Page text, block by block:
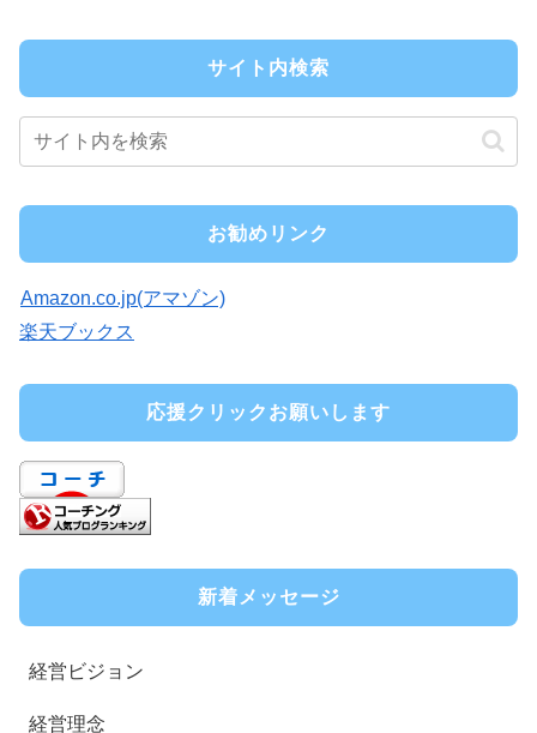
サイト内検索
お勧めリンク
Amazon.co.jp(アマゾン)
楽天ブックス
応援クリックお願いします
新着メッセージ
経営ビジョン
経営理念